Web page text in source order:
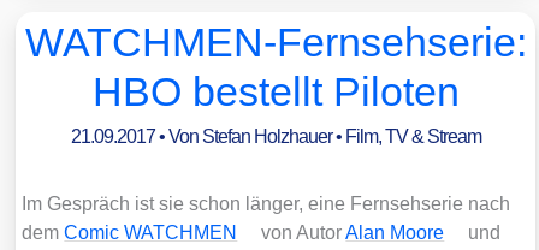
WATCHMEN-Fernsehserie:
HBO bestellt Piloten
21.09.2017• Von Stefan Holzhauer• Film, TV & Stream
Im Gespräch ist sie schon län­ger, eine Fern­seh­se­rie nach
demComic WATCHMEN von AutorAlan Moo­re
und